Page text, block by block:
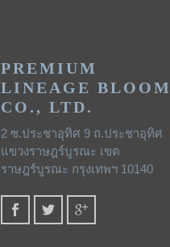
PREMIUM
LINEAGE BLOOM
CO., LTD.
2 ซ.ประชาอุทิศ 9 ถ.ประชาอุทิศ
แขวงราษฎร์บูรณะ เขต
ราษฎร์บูรณะ กรุงเทพฯ 10140